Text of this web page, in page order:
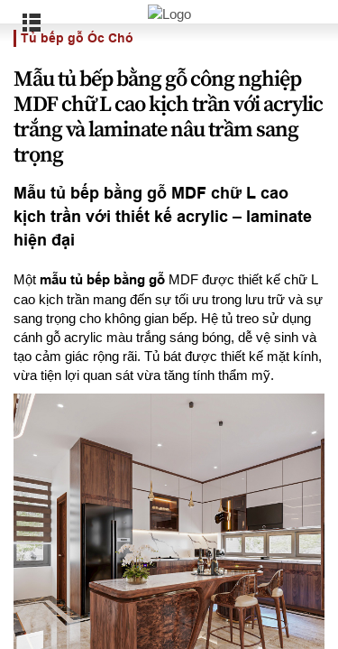
Tủ bếp gỗ Óc Chó
Mẫu tủ bếp bằng gỗ công nghiệp
MDF chữ L cao kịch trần với acrylic
trắng và laminate nâu trầm sang
trọng
Mẫu tủ bếp bằng gỗ MDF chữ L cao
kịch trần với thiết kế acrylic – laminate
hiện đại
Một mẫu tủ bếp bằng gỗ MDF được thiết kế chữ L
cao kịch trần mang đến sự tối ưu trong lưu trữ và sự
sang trọng cho không gian bếp. Hệ tủ treo sử dụng
cánh gỗ acrylic màu trắng sáng bóng, dễ vệ sinh và
tạo cảm giác rộng rãi. Tủ bát được thiết kế mặt kính,
vừa tiện lợi quan sát vừa tăng tính thẩm mỹ.